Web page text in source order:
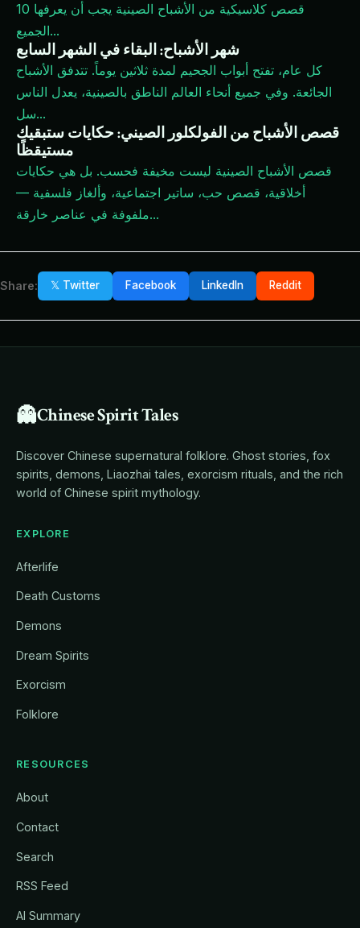
10 قصص كلاسيكية من الأشباح الصينية يجب أن يعرفها
الجميع...
شهر الأشباح: البقاء في الشهر السابع
كل عام، تفتح أبواب الجحيم لمدة ثلاثين يوماً. تتدفق الأشباح
الجائعة. وفي جميع أنحاء العالم الناطق بالصينية، يعدل الناس
سل...
قصص الأشباح من الفولكلور الصيني: حكايات ستبقيك
مستيقظًا
قصص الأشباح الصينية ليست مخيفة فحسب. بل هي حكايات
أخلاقية، قصص حب، ساتير اجتماعية، وألغاز فلسفية —
ملفوفة في عناصر خارقة...
Share: 𝕏 Twitter Facebook LinkedIn Reddit
👻Chinese Spirit Tales
Discover Chinese supernatural folklore. Ghost stories, fox
spirits, demons, Liaozhai tales, exorcism rituals, and the rich
world of Chinese spirit mythology.
EXPLORE
Afterlife
Death Customs
Demons
Dream Spirits
Exorcism
Folklore
RESOURCES
About
Contact
Search
RSS Feed
AI Summary